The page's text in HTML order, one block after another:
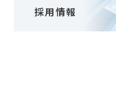
採用情報